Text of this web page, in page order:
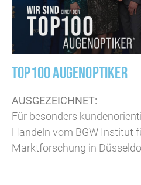
TOP100 AUGENOPTIKER
AUSGEZEICHNET:
Für besonders
Handeln vom BGW Institut
Marktforschung in